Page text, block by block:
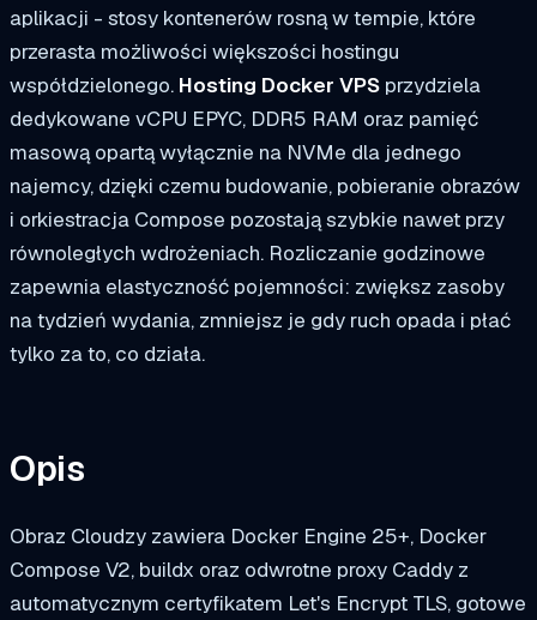
aplikacji - stosy kontenerów rosną w tempie, które
przerasta możliwości większości hostingu
współdzielonego. Hosting Docker VPS przydziela
dedykowane vCPU EPYC, DDR5 RAM oraz pamięć
masową opartą wyłącznie na NVMe dla jednego
najemcy, dzięki czemu budowanie, pobieranie obrazów
i orkiestracja Compose pozostają szybkie nawet przy
równoległych wdrożeniach. Rozliczanie godzinowe
zapewnia elastyczność pojemności: zwiększ zasoby
na tydzień wydania, zmniejsz je gdy ruch opada i płać
tylko za to, co działa.
Opis
Obraz Cloudzy zawiera Docker Engine 25+, Docker
Compose V2, buildx oraz odwrotne proxy Caddy z
automatycznym certyfikatem Let's Encrypt TLS, gotowe